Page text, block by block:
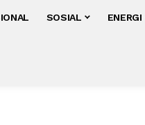
SOSIAL ENERGI